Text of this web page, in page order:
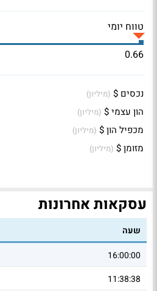
טווח יומי
0.66
נכסים $ (מיליון)
הון עצמי $ (מיליון)
מכפיל הון $ (מיליון)
מזומן $ (מיליון)
עסקאות אחרונות
שעה
16:00:00
11:38:38